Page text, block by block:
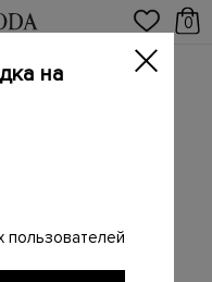
0
карманами
на
пользователей